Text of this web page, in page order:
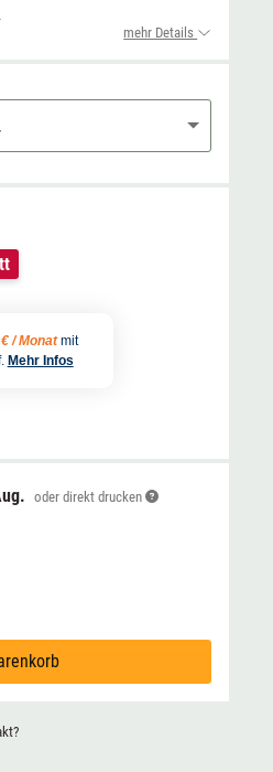
mehr Details
/ Monat mit
Mehr Infos
oder direkt drucken